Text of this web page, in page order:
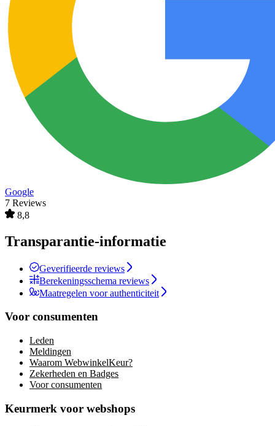
Google
7 Reviews
8,8
Transparantie-informatie
Geverifieerde reviews
Berekeningsschema reviews
Maatregelen voor authenticiteit
Voor consumenten
Leden
Meldingen
Waarom WebwinkelKeur?
Zekerheden en Badges
Voor consumenten
Keurmerk voor webshops